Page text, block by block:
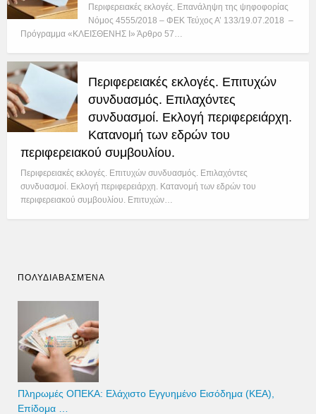
Περιφερειακές εκλογές. Επανάληψη της ψηφοφορίας
Νόμος 4555/2018 – ΦΕΚ Τεύχος Α’ 133/19.07.2018 –
Πρόγραμμα «ΚΛΕΙΣΘΕΝΗΣ Ι» Άρθρο 57…
Περιφερειακές εκλογές. Επιτυχών
συνδυασμός. Επιλαχόντες
συνδυασμοί. Εκλογή περιφερειάρχη.
Κατανομή των εδρών του
περιφερειακού συμβουλίου.
Περιφερειακές εκλογές. Επιτυχών συνδυασμός. Επιλαχόντες
συνδυασμοί. Εκλογή περιφερειάρχη. Κατανομή των εδρών του
περιφερειακού συμβουλίου. Επιτυχών…
ΠΟΛΥΔΙΑΒΑΣΜΈΝΑ
Πληρωμές ΟΠΕΚΑ: Ελάχιστο Εγγυημένο Εισόδημα (ΚΕΑ),
Επίδομα …